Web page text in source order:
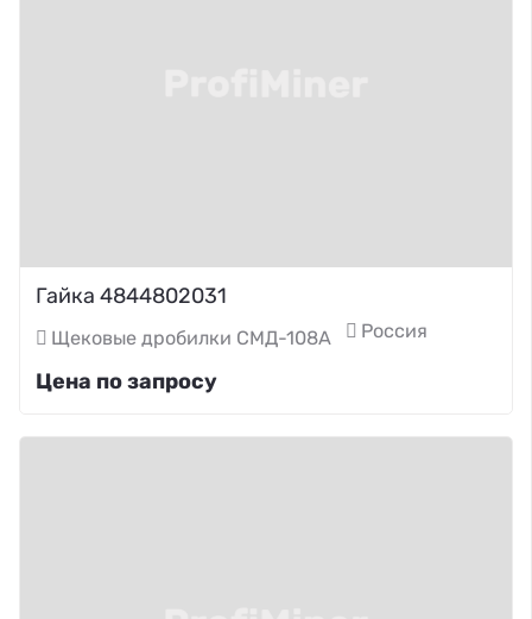
Гайка 4844802031
Щековые дробилки СМД-108А Россия
Цена по запросу